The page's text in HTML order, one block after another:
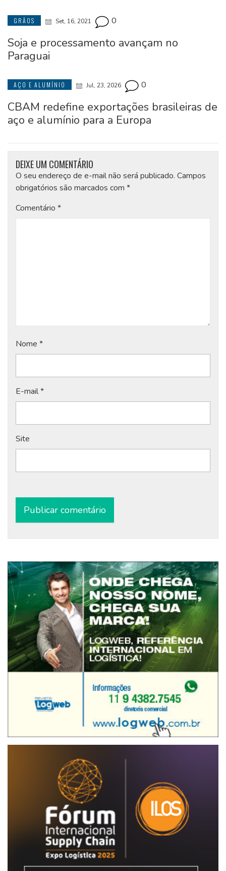
GRÃOS Set, 16, 2021 0
Soja e processamento avançam no
Paraguai
AÇO E ALUMÍNIO Jul, 23, 2026 0
CBAM redefine exportações brasileiras de
aço e alumínio para a Europa
DEIXE UM COMENTÁRIO
O seu endereço de e-mail não será publicado. Campos
obrigatórios são marcados com *
Comentário *
Nome *
E-mail*
Site
Alternative: